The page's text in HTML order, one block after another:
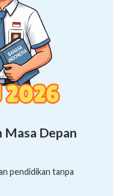
Masa Depan
pendidikan tanpa